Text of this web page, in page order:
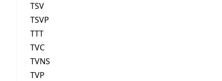
TSV
TSVP
TTT
TVC
TVNS
TVP